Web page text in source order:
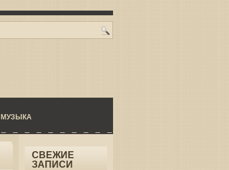
МУЗЫКА
СВЕЖИЕ
ЗАПИСИ